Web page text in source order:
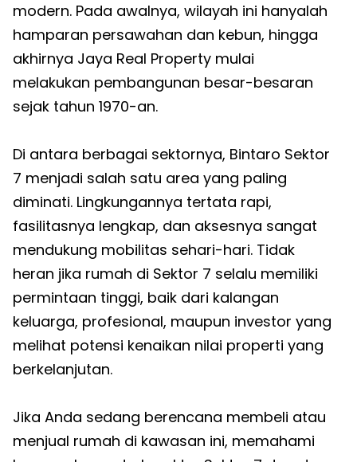
modern. Pada awalnya, wilayah ini hanyalah
hamparan persawahan dan kebun, hingga
akhirnya Jaya Real Property mulai
melakukan pembangunan besar-besaran
sejak tahun 1970-an.
Di antara berbagai sektornya, Bintaro Sektor
7 menjadi salah satu area yang paling
diminati. Lingkungannya tertata rapi,
fasilitasnya lengkap, dan aksesnya sangat
mendukung mobilitas sehari-hari. Tidak
heran jika rumah di Sektor 7 selalu memiliki
permintaan tinggi, baik dari kalangan
keluarga, profesional, maupun investor yang
melihat potensi kenaikan nilai properti yang
berkelanjutan.
Jika Anda sedang berencana membeli atau
menjual rumah di kawasan ini, memahami